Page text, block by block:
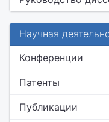
Научная
Конференции
Патенты
Публикации